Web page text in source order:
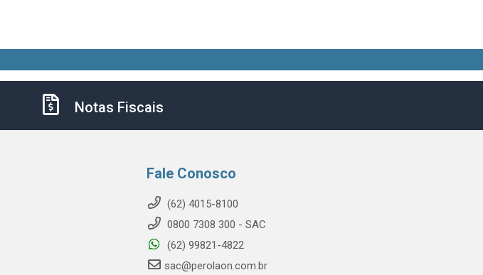
Notas Fiscais
Fale Conosco
(62) 4015-8100
0800 7308 300 - SAC
(62) 99821-4822
sac@perolaon.com.br